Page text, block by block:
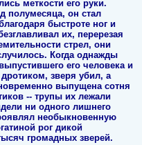
меткости его руки.
полумесяца, он стал
быстроте ног и
их, перерезая
стрел, они
Когда однажды
его человека и
зверя убил, а
выпущена сотня
-- трупы их лежали
ни одного лишнего
необыкновенную
рог дикой
громадных зверей.